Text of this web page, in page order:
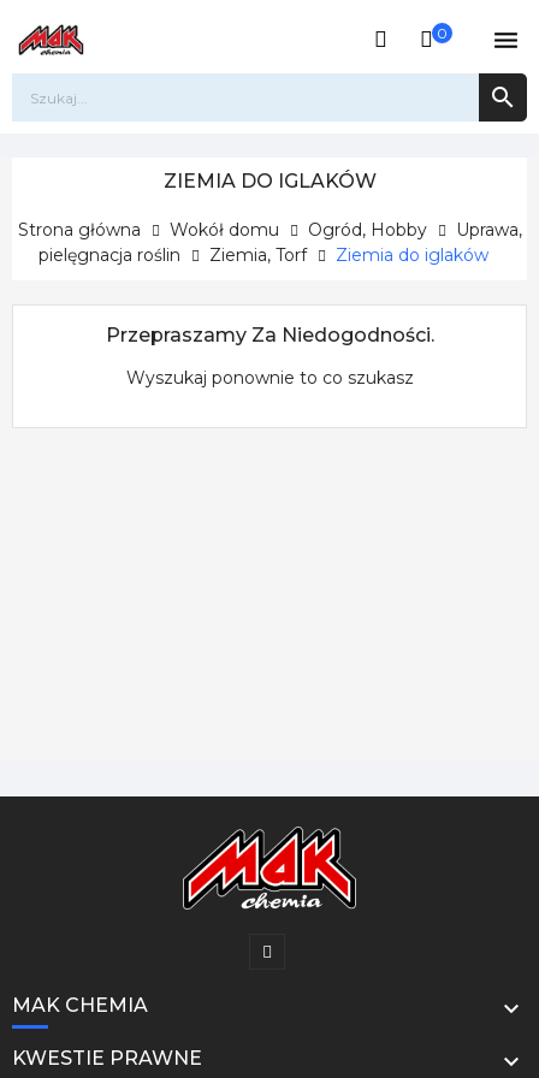
0 

ZIEMIA DO IGLAKÓW
Strona główna Wokół domu Ogród, Hobby
Uprawa,
pielęgnacja roślin
Ziemia, Torf Ziemia do iglaków
Przepraszamy Za Niedogodności.
Wyszukaj ponownie to co szukasz
MAK CHEMIA 
KWESTIE PRAWNE 